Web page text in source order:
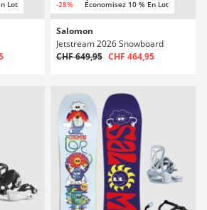
Lot -28% Économisez 10 % En Lot
Salomon
Jetstream 2026 Snowboard
CHF 649,95 CHF 464,95